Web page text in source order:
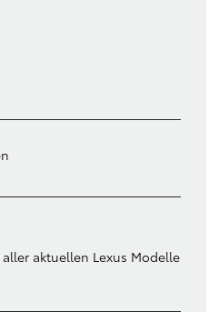
aktuellen Lexus Modelle